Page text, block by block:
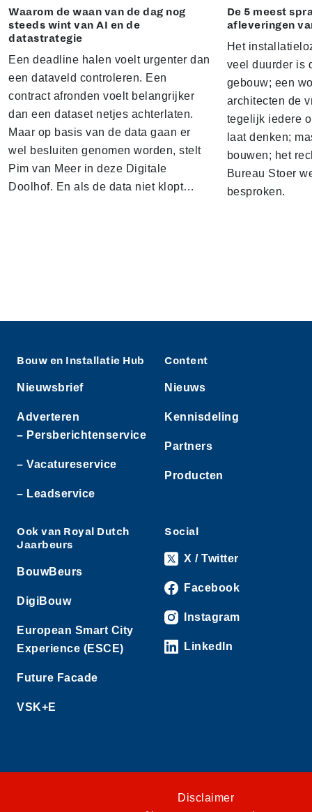
Waarom de waan van de dag nog
steeds wint van AI en de
datastrategie
Een deadline halen voelt urgenter dan
een dataveld controleren. Een
contract afronden voelt belangrijker
dan een dataset netjes achterlaten.
Maar op basis van de data gaan er
wel besluiten genomen worden, stelt
Pim van Meer in deze Digitale
Doolhof. En als de data niet klopt…
De 5 meest
afleveringen
Het
veel duurder is
gebouw; een
architecten de
tegelijk iedere
laat denken;
bouwen; het
Bureau Stoer
besproken.
Bouw en Installatie Hub
Nieuwsbrief
Adverteren
– Persberichtenservice
– Vacatureservice
– Leadservice
Content
Nieuws
Kennisdeling
Partners
Producten
Ook van Royal Dutch
Jaarbeurs
BouwBeurs
DigiBouw
European Smart City
Experience (ESCE)
Future Facade
VSK+E
Social
X / Twitter
Facebook
Instagram
LinkedIn
Disclaimer